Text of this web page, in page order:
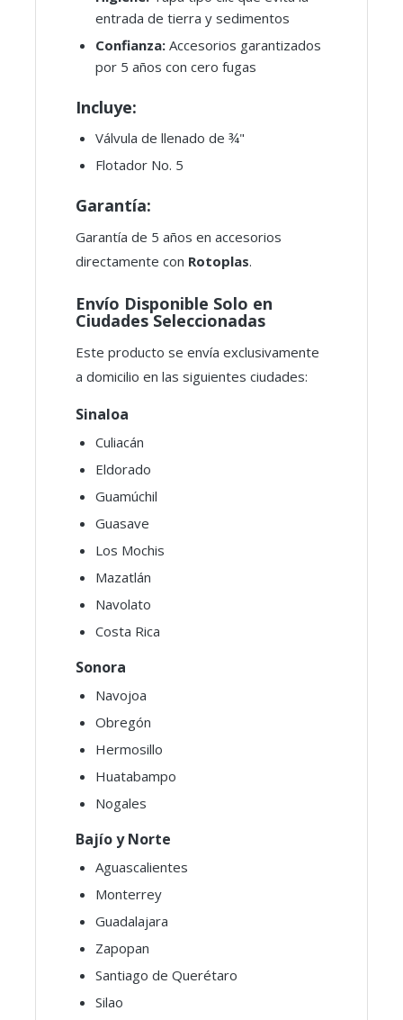
entrada de tierra y sedimentos
Confianza: Accesorios garantizados
por 5 años con cero fugas
Incluye:
Válvula de llenado de ¾"
Flotador No. 5
Garantía:
Garantía de 5 años en accesorios
directamente con Rotoplas.
Envío Disponible Solo en
Ciudades Seleccionadas
Este producto se envía exclusivamente
a domicilio en las siguientes ciudades:
Sinaloa
Culiacán
Eldorado
Guamúchil
Guasave
Los Mochis
Mazatlán
Navolato
Costa Rica
Sonora
Navojoa
Obregón
Hermosillo
Huatabampo
Nogales
Bajío y Norte
Aguascalientes
Monterrey
Guadalajara
Zapopan
Santiago de Querétaro
Silao